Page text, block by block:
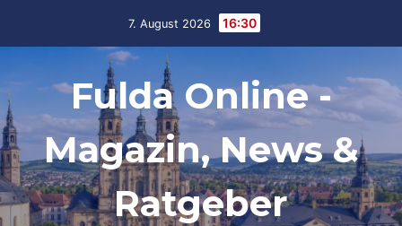
7. August 2026 16:30
Fulda Online -
Magazin, News &
Ratgeber